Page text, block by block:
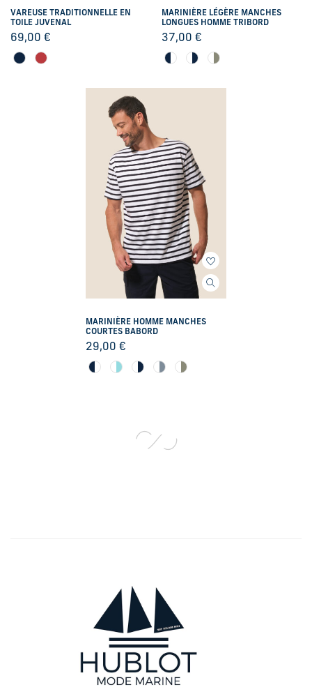
VAREUSE TRADITIONNELLE EN
TOILE JUVENAL
69,00 €
MARINIÈRE LÉGÈRE MANCHES
LONGUES HOMME TRIBORD
37,00 €
MARINIÈRE HOMME MANCHES
COURTES BABORD
29,00€